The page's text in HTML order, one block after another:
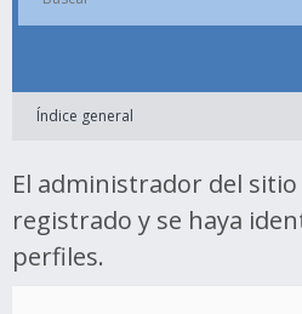
Índice general
El administrador del
registrado y se haya
perfiles.